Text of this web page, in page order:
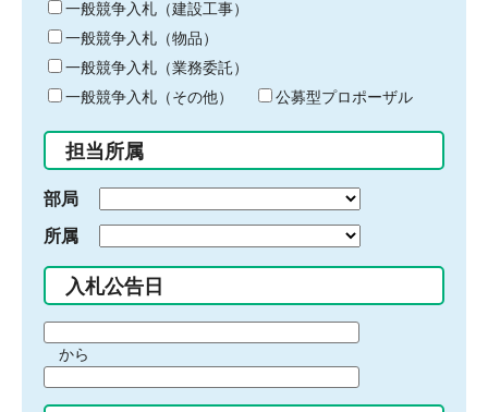
ー
ワ
ー
ド
入
力
一般競争入札（建設工事）
一般競争入札（物品）
一般競争入札（業務委託）
一般競争入札（その他）
公募型プロポーザル
担当所属
部局
所属
入札公告日
間
始
から
間